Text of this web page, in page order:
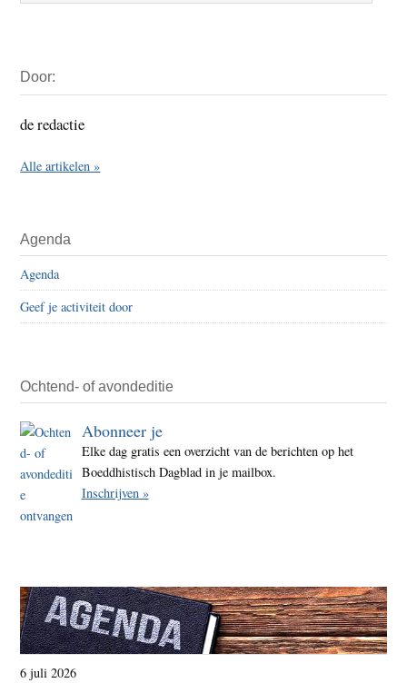
Sidebar
Door:
de redactie
Alle artikelen »
Agenda
Agenda
Geef je activiteit door
Ochtend- of avondeditie
Abonneer je
Elke dag gratis een overzicht van de berichten op het
Boeddhistisch Dagblad in je mailbox.
Inschrijven »
6 juli 2026